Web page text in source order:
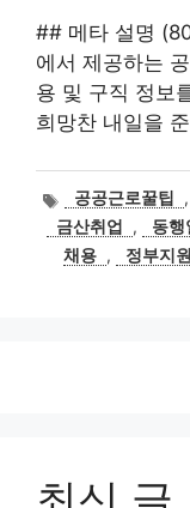
## 메타 설명
에서 제공하는
용 및 구직 정보
희망찬 내일을
태
그
공공근로꿀팁 ,
금산취업
, 동행
채용 , 정부지